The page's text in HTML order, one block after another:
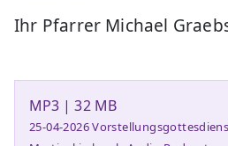
Ihr Pfarrer Michael
MP3 | 32 MB
25-04-2026